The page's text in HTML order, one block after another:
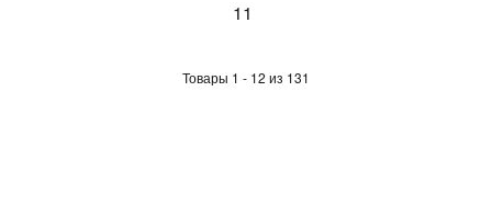
Товары 1 - 12 из 131
11